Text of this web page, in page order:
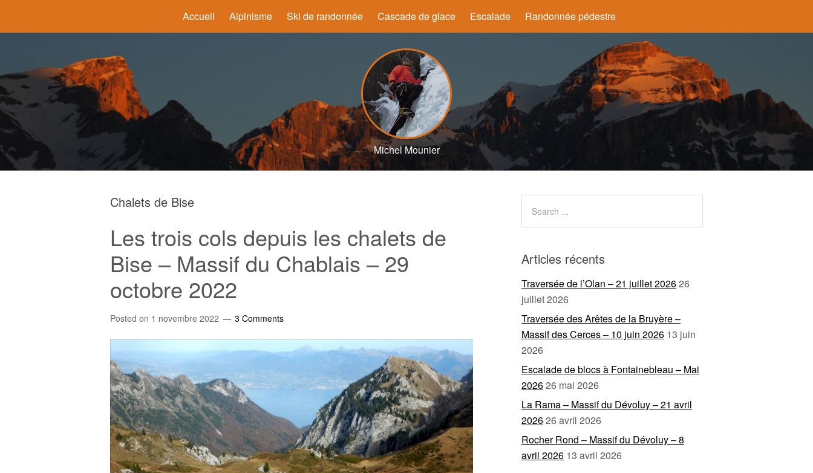
Accueil Alpinisme Ski de randonnée Cascade de glace Escalade Randonnée pédestre
Michel Mounier
Chalets de Bise
Les trois cols depuis les chalets de
Bise – Massif du Chablais – 29
octobre 2022
Posted on 1 novembre 2022 3 Comments
Articles récents
Traversée de l’Olan – 21 juillet 202626
juillet 2026
Traversée des Arêtes de la Bruyère –
Massif des Cerces – 10 juin 2026 13 juin
2026
Escalade de blocs à Fontainebleau – Mai
202626 mai 2026
La Rama – Massif du Dévoluy – 21 avril
202626 avril 2026
Rocher Rond – Massif du Dévoluy – 8
avril 2026 13 avril 2026